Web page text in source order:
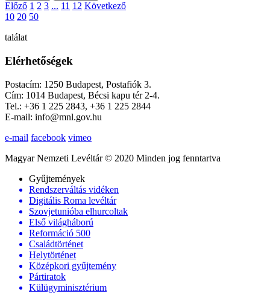
Előző 1 2 3 ... 11 12 Következő
10 20 50
találat
Elérhetőségek
Postacím: 1250 Budapest, Postafiók 3.
Cím: 1014 Budapest, Bécsi kapu tér 2-4.
Tel.: +36 1 225 2843, +36 1 225 2844
E-mail: info@mnl.gov.hu
e-mail facebook vimeo
Magyar Nemzeti Levéltár © 2020 Minden jog fenntartva
Gyűjtemények
Rendszerváltás vidéken
Digitális Roma levéltár
Szovjetunióba elhurcoltak
Első világháború
Reformáció 500
Családtörténet
Helytörténet
Középkori gyűjtemény
Pártiratok
Külügyminisztérium